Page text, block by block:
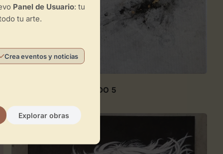
0
EVENTO DISECCIONADO 5
Panel de Usuario: tu
tu arte.
Crea eventos y noticias
Explorar obras